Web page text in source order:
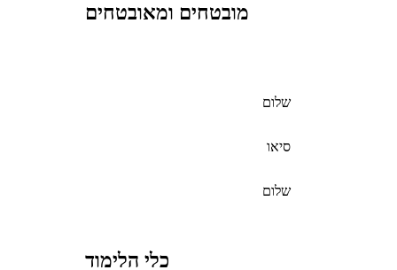
מובטחים ומאובטחים
שלום
סיאו
שלום
כלי הלימוד